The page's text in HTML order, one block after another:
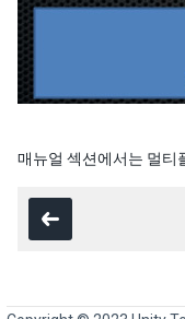
매뉴얼 섹션에서는 멀티